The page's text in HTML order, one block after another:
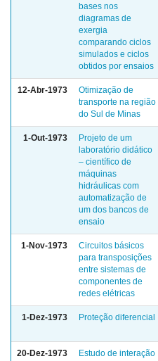
bases nos
diagramas de
exergia
comparando ciclos
simulados e ciclos
obtidos por ensaios
12-Abr-1973
Otimização de
transporte na região
do Sul de Minas
1-Out-1973
Projeto de um
laboratório didático
– científico de
máquinas
hidráulicas com
automatização de
um dos bancos de
ensaio
1-Nov-1973
Circuitos básicos
para transposições
entre sistemas de
componentes de
redes elétricas
1-Dez-1973 Proteção diferencial
20-Dez-1973
Estudo de interação